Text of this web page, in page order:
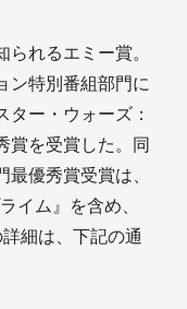
れるエミー賞。
ン特別番組部門に
ター・ウォーズ：
賞を受賞した。同
優秀賞受賞は、
イム』を含め、
細は、下記の通